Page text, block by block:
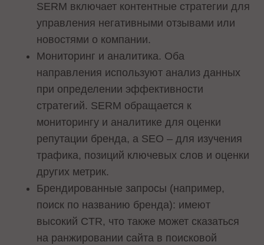
SERM включает контентные стратегии для
управления негативными отзывами или
новостями о компании.
Мониторинг и аналитика. Оба
направления используют анализ данных
при определении эффективности
стратегий. SERM обращается к
мониторингу и аналитике для оценки
репутации бренда, а SEO – для изучения
трафика, позиций ключевых слов и оценки
других метрик.
Брендированные запросы (например,
поиск по названию бренда): имеют
высокий CTR, что также может сказаться
на ранжировании сайта в поисковой